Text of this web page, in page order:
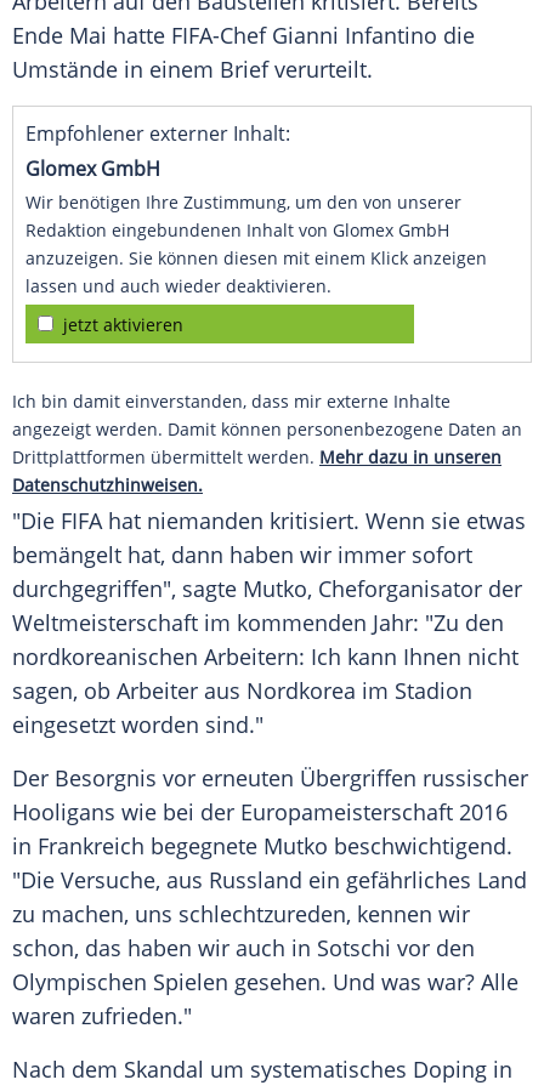
Ende Mai hatte FIFA-Chef Gianni Infantino die
Umstände in einem Brief verurteilt.
Empfohlener externer Inhalt:
Glomex GmbH
Wir benötigen Ihre Zustimmung, um den von unserer
Redaktion eingebundenen Inhalt von Glomex GmbH
anzuzeigen. Sie können diesen mit einem Klick anzeigen
lassen und auch wieder deaktivieren.
jetzt aktivieren
Ich bin damit einverstanden, dass mir externe Inhalte
angezeigt werden. Damit können personenbezogene Daten an
Drittplattformen übermittelt werden. Mehr dazu in unseren
Datenschutzhinweisen.
"Die FIFAhat niemanden kritisiert. Wenn sie etwas
bemängelt hat, dann haben wir immer sofort
durchgegriffen", sagte Mutko, Cheforganisator der
Weltmeisterschaft im kommenden Jahr: "Zu den
nordkoreanischen Arbeitern: Ich kann Ihnen nicht
sagen, ob Arbeiter aus Nordkorea im Stadion
eingesetzt worden sind."
Der Besorgnis vor erneuten Übergriffen russischer
Hooligans wie bei der Europameisterschaft 2016
in Frankreich begegnete Mutko beschwichtigend.
"Die Versuche, aus Russland ein gefährliches Land
zu machen, uns schlechtzureden, kennen wir
schon, das haben wir auch in Sotschi vor den
Olympischen Spielen gesehen. Und was war? Alle
waren zufrieden."
Nach dem Skandal um systematisches Doping in